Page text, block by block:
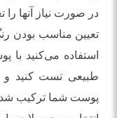
در صورت نیاز آنها را
تعیین مناسب بودن
استفاده می‌کنید با
طبیعی تست کنید و
پوست شما ترکیب